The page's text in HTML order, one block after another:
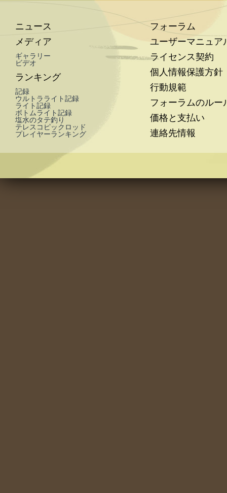
ニュース
メディア
ギャラリー
ビデオ
ランキング
記録
ウルトラライト記録
ライト記録
ボトムライト記録
塩水のタテ釣り
テレスコピックロッド
プレイヤーランキング
フォーラム
ユーザーマニュア
ライセンス契約
個人情報保護方針
行動規範
フォーラムのルー
価格と支払い
連絡先情報